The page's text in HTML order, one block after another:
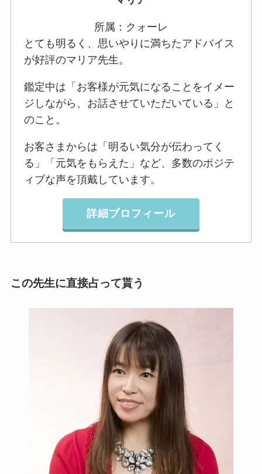
所属：クォーレ
とても明るく、思いやりに満ちたアドバイス
が好評のマリア先生。
鑑定中は「お客様が元気になることをイメー
ジしながら、お話させていただいている」と
のこと。
お客さまからは「明るい気分が伝わってく
る」「元気をもらえた」など、多数のポジテ
ィブな声を頂戴しています。
詳細プロフィール
この先生に直接占って貰う